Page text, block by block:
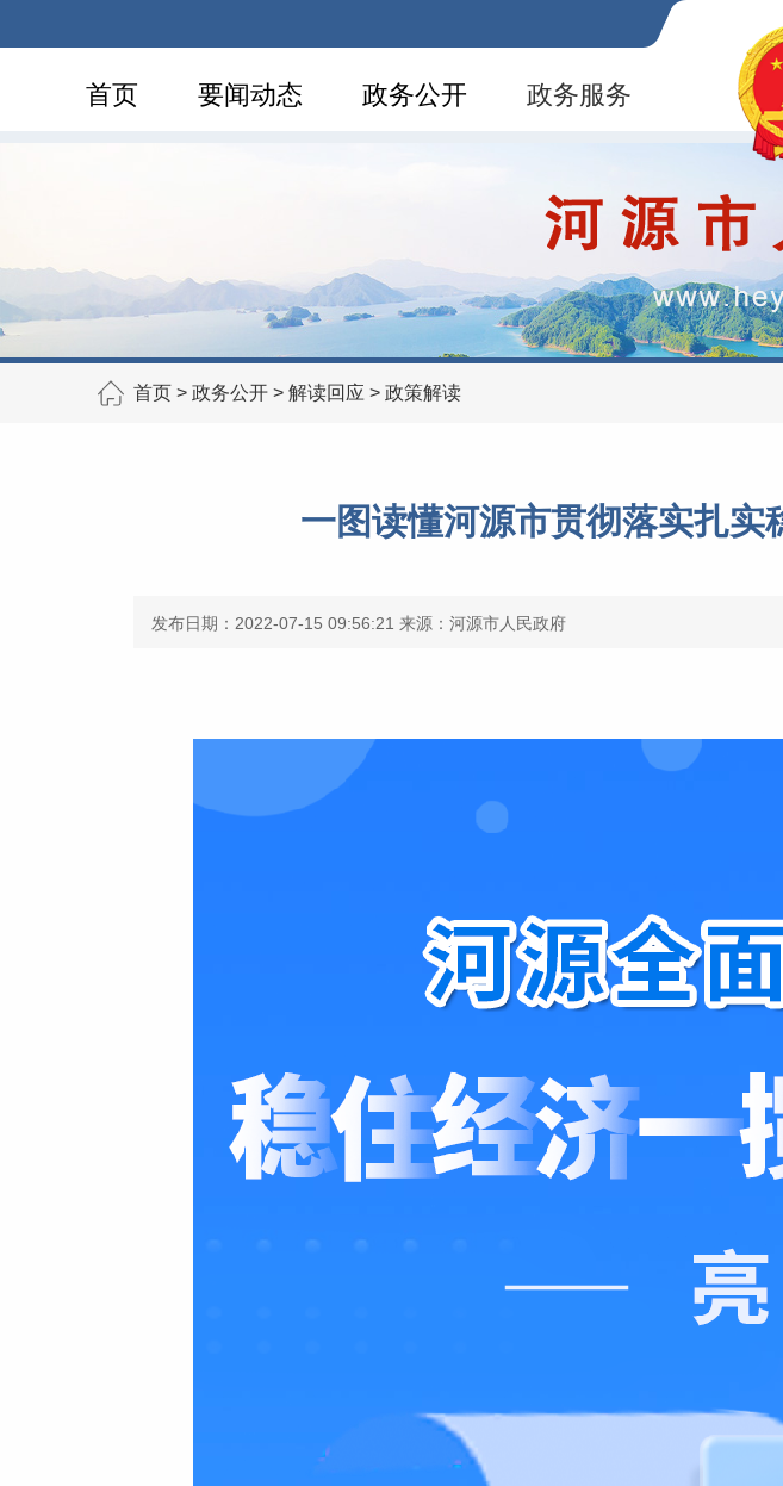
首页 要闻动态 政务公开 政务服务
首页 > 政务公开 > 解读回应 > 政策解读
一图读懂河源市贯彻落实扎
发布日期：2022-07-15 09:56:21 来源：河源市人民政府